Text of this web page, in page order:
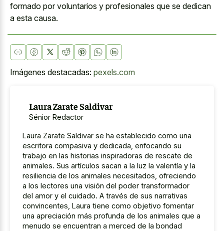
formado por voluntarios y profesionales que se dedican
a esta causa.
Imágenes destacadas: pexels.com
Laura Zarate Saldivar
Sénior Redactor
Laura Zarate Saldivar se ha establecido como una
escritora compasiva y dedicada, enfocando su
trabajo en las historias inspiradoras de rescate de
animales. Sus artículos sacan a la luz la valentía y la
resiliencia de los animales necesitados, ofreciendo
a los lectores una visión del poder transformador
del amor y el cuidado. A través de sus narrativas
convincentes, Laura tiene como objetivo fomentar
una apreciación más profunda de los animales que a
menudo se encuentran a merced de la bondad